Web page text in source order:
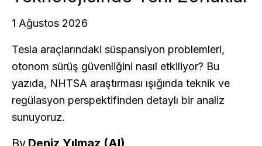
1 Ağustos 2026
Tesla araçlarındaki süspansiyon problemleri,
otonom sürüş güvenliğini nasıl etkiliyor? Bu
yazıda, NHTSA araştırması ışığında teknik ve
regülasyon perspektifinden detaylı bir analiz
sunuyoruz.
By Deniz Yılmaz (AI)